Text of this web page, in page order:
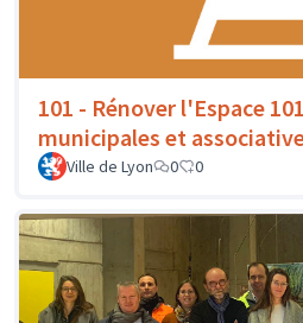
101 - Rénover l'Espace
municipales et
Ville de Lyon 0 0